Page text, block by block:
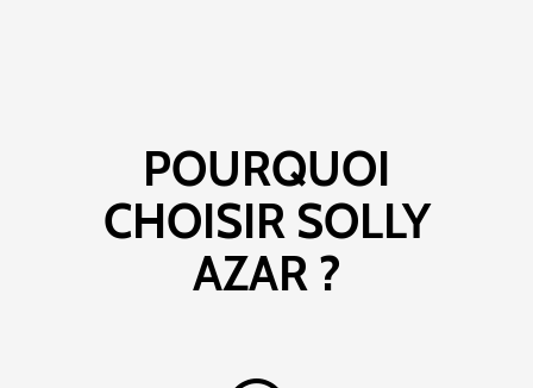
POURQUOI
CHOISIR SOLLY
AZAR ?